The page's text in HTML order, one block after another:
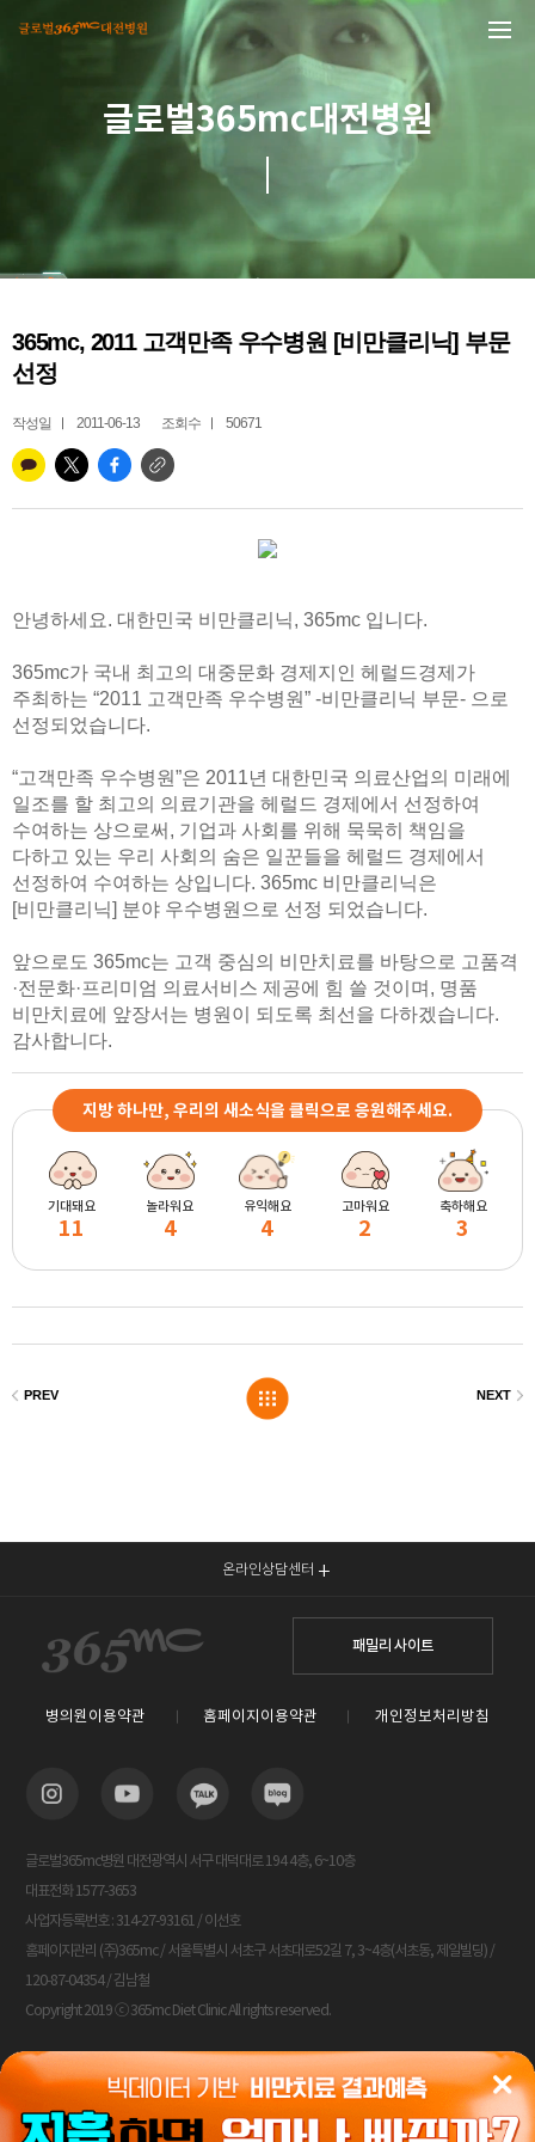
글로벌365mc대전병원
365mc, 2011 고객만족 우수병원 [비만클리닉] 부문
선정
작성일 2011-06-13 조회수 50671
안녕하세요. 대한민국 비만클리닉, 365mc 입니다.
365mc가 국내 최고의 대중문화 경제지인 헤럴드경제가
주최하는 “2011 고객만족 우수병원” -비만클리닉 부문- 으로
선정되었습니다.
“고객만족 우수병원”은 2011년 대한민국 의료산업의 미래에
일조를 할 최고의 의료기관을 헤럴드 경제에서 선정하여
수여하는 상으로써, 기업과 사회를 위해 묵묵히 책임을
다하고 있는 우리 사회의 숨은 일꾼들을 헤럴드 경제에서
선정하여 수여하는 상입니다. 365mc 비만클리닉은
[비만클리닉] 분야 우수병원으로 선정 되었습니다.
앞으로도 365mc는 고객 중심의 비만치료를 바탕으로 고품격
·전문화·프리미엄 의료서비스 제공에 힘 쓸 것이며, 명품
비만치료에 앞장서는 병원이 되도록 최선을 다하겠습니다.
감사합니다.
지방 하나만, 우리의 새소식을 클릭으로 응원해주세요.
기대돼요
11
놀라워요
4
유익해요
4
고마워요
2
축하해요
3
온라인상담센터
패밀리 사이트
병의원이용약관 홈페이지이용약관 개인정보처리방침
글로벌365mc병원 대전광역시 서구 대덕대로 194 4층, 6~10층
대표전화 1577-3653
사업자등록번호 : 314-27-93161 / 이선호
홈페이지관리 (주)365mc / 서울특별시 서초구 서초대로52길 7, 3~4층(서초동, 제일빌딩) /
120-87-04354 / 김남철
Copyright 2019 ⓒ 365mc Diet Clinic All rights reserved.